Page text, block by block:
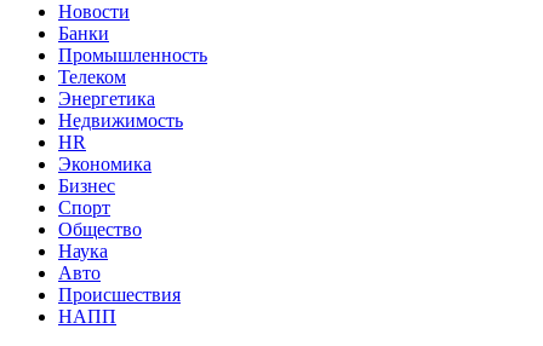
Новости
Банки
Промышленность
Телеком
Энергетика
Недвижимость
HR
Экономика
Бизнес
Спорт
Общество
Наука
Авто
Происшествия
НАПП